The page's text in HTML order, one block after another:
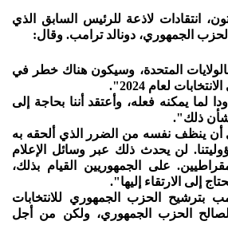
انتقادات لاذعة للرئيس السابق الذي
الجمهوري، دونالد ترامب. وقال:
المتحدة، وسيكون هناك خطر في
لعام 2024".
يمكنه فعله، وأعتقد أننا بحاجة إلى
ذلك".
ينظف نفسه من الضرر الذي ألحقه به
لن يحدث ذلك عبر وسائل الإعلام
على الجمهوريين القيام بذلك،
إلى الارتقاء إليها".
بترشيح الحزب الجمهوري للانتخابات
الحزب الجمهوري، ولكن من أجل